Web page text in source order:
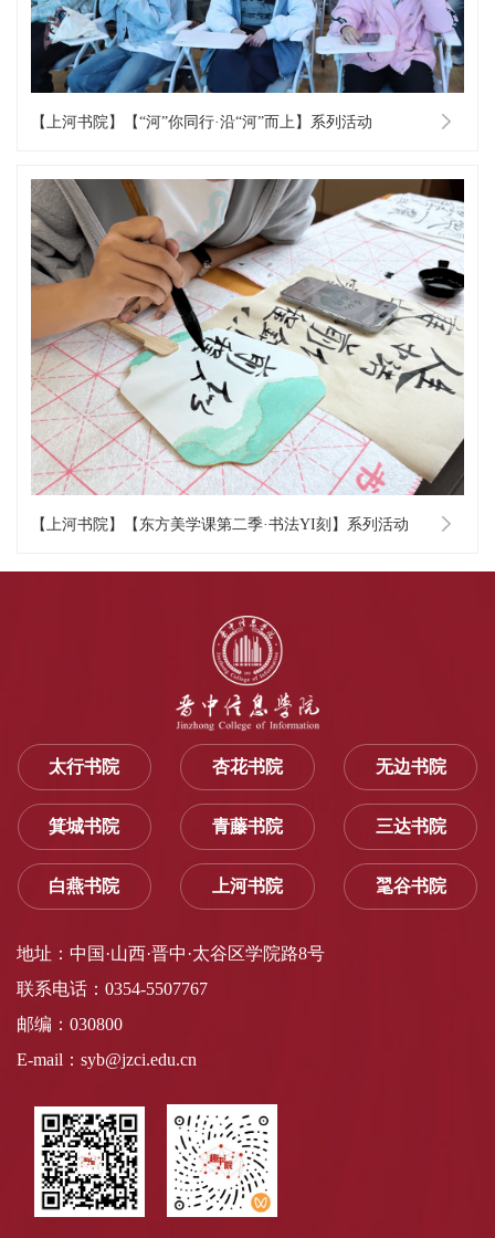
【上河书院】【“河”你同行·沿“河”而上】系列活动
【上河书院】【东方美学课第二季·书法YI刻】系列活动
太行书院 杏花书院 无边书院
箕城书院 青藤书院 三达书院
白燕书院 上河书院 毣谷书院
地址：中国·山西·晋中·太谷区学院路8号
联系电话：0354-5507767
邮编：030800
E-mail：syb@jzci.edu.cn